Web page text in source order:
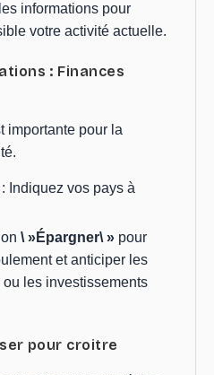
informations pour
votre activité actuelle.
: Finances
importante pour la
: Indiquez vos pays à
\ »Épargner\ » pour
et anticiper les
les investissements
pour croitre